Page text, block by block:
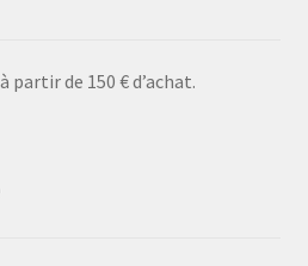
partir de 150 € d’achat.